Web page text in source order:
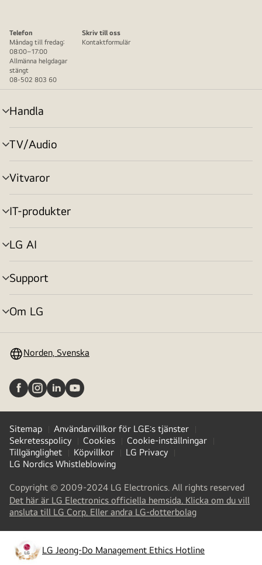
Telefon
Måndag till fredag:
08:00–17:00
Allmänna helgdagar
stängt
08-502 803 60
Skriv till oss
Kontaktformulär
Handla
menyväxling
TV/Audio
menyväxling
Vitvaror
menyväxling
IT-produkter
menyväxling
LG AI
menyväxling
Support
menyväxling
Om LG
menyväxling
Norden, Svenska
Sitemap
Användarvillkor för LGE:s tjänster
Sekretesspolicy
Cookies
Cookie-inställningar
Tillgänglighet
Köpvillkor
LG Privacy
LG Nordics Whistleblowing
Copyright © 2009-2024 LG Electronics. All rights reserved
Det här är LG Electronics officiella hemsida. Klicka om du vill
ansluta till LG Corp. Eller andra LG-dotterbolag(
a
new
tab
LG Jeong-Do Management Ethics Hotline
opens